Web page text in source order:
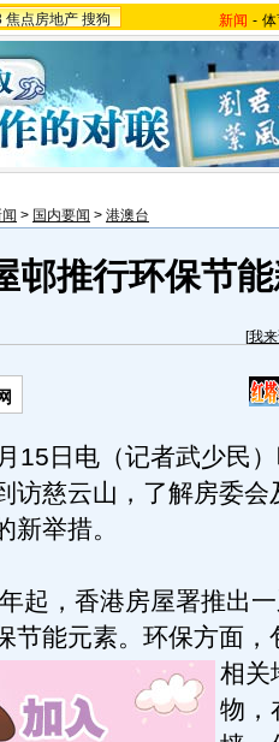
焦点房地产 搜狗 新闻 -
> 国内要闻 > 港澳台
邨推行环保节
[我
日电（记者武少民）
访慈云山，了解房委会
举措。
，香港房屋署推出一
能元素。 环保方面，
相关
物，